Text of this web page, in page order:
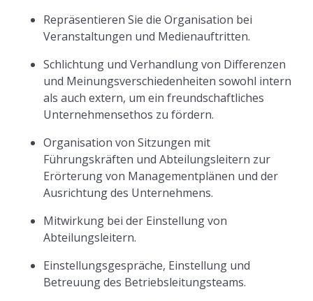
Repräsentieren Sie die Organisation bei
Veranstaltungen und Medienauftritten.
Schlichtung und Verhandlung von Differenzen
und Meinungsverschiedenheiten sowohl intern
als auch extern, um ein freundschaftliches
Unternehmensethos zu fördern.
Organisation von Sitzungen mit
Führungskräften und Abteilungsleitern zur
Erörterung von Managementplänen und der
Ausrichtung des Unternehmens.
Mitwirkung bei der Einstellung von
Abteilungsleitern.
Einstellungsgespräche, Einstellung und
Betreuung des Betriebsleitungsteams.